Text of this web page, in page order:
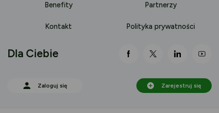
Benefity Partnerzy
Kontakt Polityka prywatności
link otwiera się nowej
link otwiera się
link
Dla Ciebie
Zaloguj się Zarejestruj się